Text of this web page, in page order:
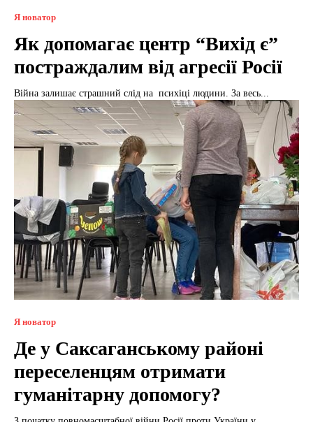
Я новатор
Як допомагає центр “Вихід є”
постраждалим від агресії Росії
Війна залишає страшний слід на психіці людини. За весь...
Я новатор
Де у Саксаганському районі
переселенцям отримати
гуманітарну допомогу?